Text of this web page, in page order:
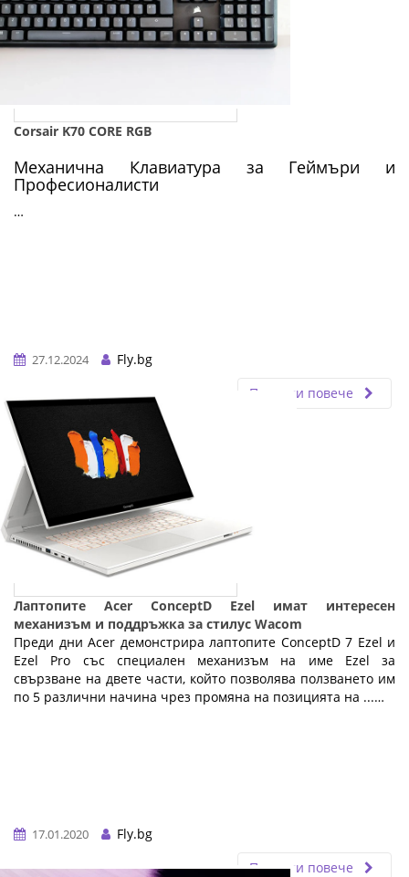
Corsair K70 CORE RGB
Механична Клавиатура за Геймъри и
Професионалисти
…
27.12.2024
Fly.bg
Прочети повече
Лаптопите Acer ConceptD Ezel имат интересен
механизъм и поддръжка за стилус Wacom
Преди дни Acer демонстрира лаптопите ConceptD 7 Ezel и
Ezel Pro със специален механизъм на име Ezel за
свързване на двете части, който позволява ползването им
по 5 различни начина чрез промяна на позицията на ...…
17.01.2020
Fly.bg
Прочети повече